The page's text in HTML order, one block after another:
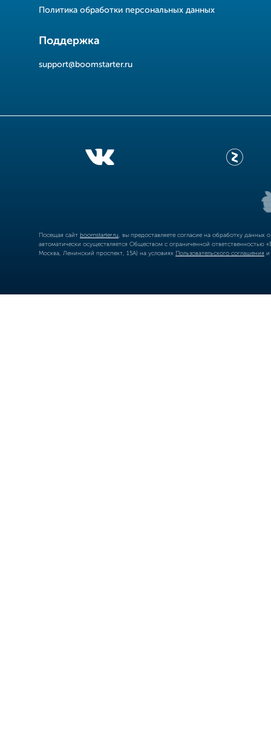
Политика обработки персональных данных
Поддержка
support@boomstarter.ru
Посещая сайт boomstarter.ru , вы предоставляете согласие на обработку
автоматически осуществляется Обществом с ограниченной
Москва, Ленинский проспект, 15А) на условиях Пользовательского соглашения и